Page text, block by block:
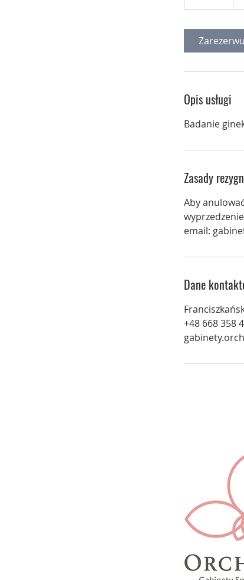
0
n
Opis usługi
Badanie
Zasady
Aby
email:
Dane
+48 668 358